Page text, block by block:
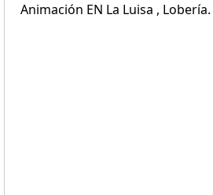
Animación EN La Luisa , Lobería.